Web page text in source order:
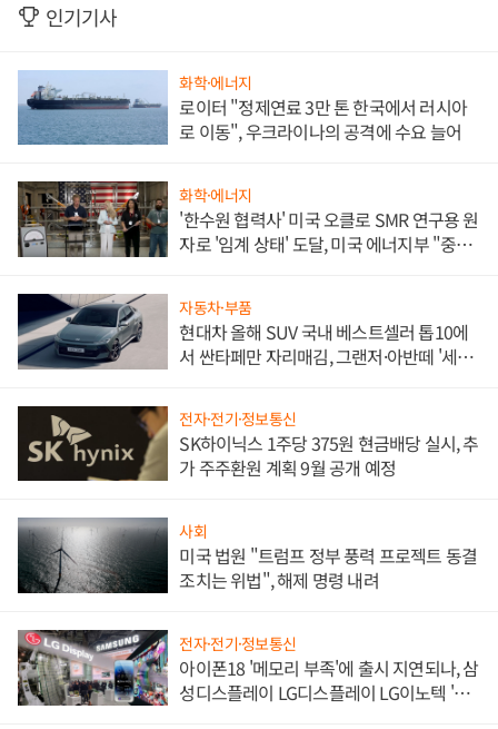
인기기사
화학·에너지
로이터 "정제연료 3만 톤 한국에서 러시아
로 이동", 우크라이나의 공격에 수요 늘어
화학·에너지
'한수원 협력사' 미국 오클로 SMR 연구용 원
자로 '임계 상태' 도달, 미국 에너지부 "중요
자동차·부품
현대차 올해 SUV 국내 베스트셀러 톱10에
서 싼타페만 자리매김, 그랜저·아반떼 '세단
전자·전기·정보통신
SK하이닉스 1주당 375원 현금배당 실시, 추
가 주주환원 계획 9월 공개 예정
사회
미국 법원 "트럼프 정부 풍력 프로젝트 동결
조치는 위법", 해제 명령 내려
전자·전기·정보통신
아이폰18 '메모리 부족'에 출시 지연되나, 삼
성디스플레이 LG디스플레이 LG이노텍 '탈